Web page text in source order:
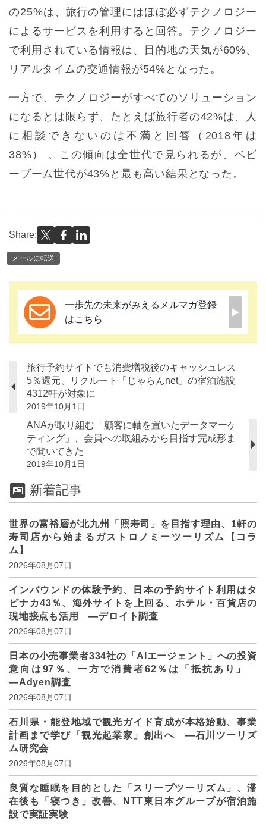
の25%は、旅行の管理にはほぼ必ずテクノロジー
によるサービスを利用すると回答。テクノロジー
で利用されている情報は、目的地の天気が60%、
リアルタイムの交通情報が54%となった。
一方で、テクノロジーがすべてのソリューション
になるとは限らず、たとえば旅行者の42%は、人
に相談できないのは不満と回答（2018年は
38%） 。この傾向は全世代で見られるが、ベビ
ーブーム世代が43%と最も高い結果となった。
Share:
メールに転送
一歩先の未来がみえるメルマガ登録
はこちら
旅行予約サイトでも消費増税後のキャッシュレス
5％還元、リクルート「じゃらんnet」の宿泊施設
4312軒が対象に
2019年10月1日
ANAが取り組む「顧客に軸を置いたデータマーケ
ティング」、会員への取組みから目指す完成形ま
で聞いてきた
2019年10月1日
新着記事
世界の富裕層が北九州「照寿司」を目指す理由、1軒の
寿司店から始まるガストロノミーツーリズム【コラ
ム】
2026年08月07日
インバウンドの体験予約、日本の予約サイト利用はタ
ビナカ43％、海外サイトを上回る、ホテル・百貨店の
現地接点も活用 ―デロイト調査
2026年08月07日
日本の小売事業者334社の「AIエージェント」への投資
意向は97％、一方で消費者62％は「抵抗あり」
―Adyen調査
2026年08月07日
石川県・能登地域で観光ガイド育成が本格始動、事業
計画まで学び「観光起業家」創出へ ―石川ツーリズ
ム研究会
2026年08月07日
良質な睡眠を目的とした「スリープツーリズム」、滞
在後も「寝つき」改善、NTT東日本グループが宿泊施
設で実証実験